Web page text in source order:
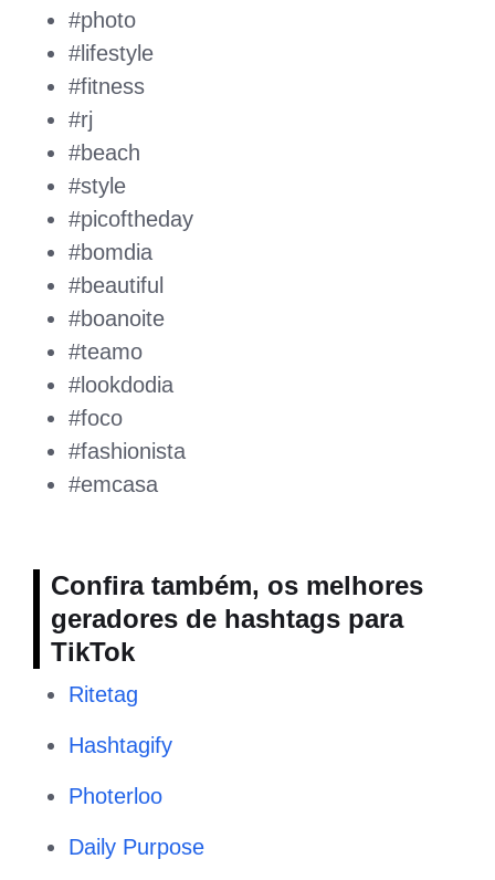
#photo
#lifestyle
#fitness
#rj
#beach
#style
#picoftheday
#bomdia
#beautiful
#boanoite
#teamo
#lookdodia
#foco
#fashionista
#emcasa
Confira também, os melhores
geradores de hashtags para
TikTok
Ritetag
Hashtagify
Photerloo
Daily Purpose